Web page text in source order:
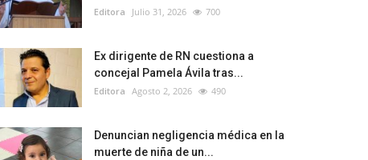
Editora Julio 31, 2026 700
Ex dirigente de RN cuestiona a
concejal Pamela Ávila tras...
Editora Agosto 2, 2026 490
Denuncian negligencia médica en la
muerte de niña de un...